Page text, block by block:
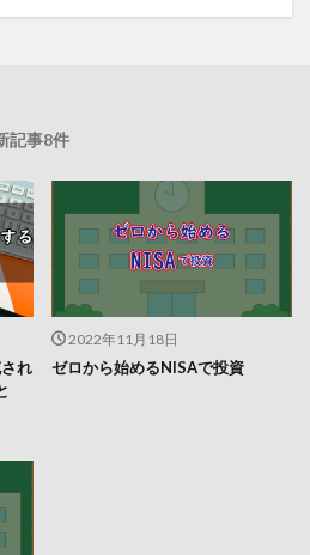
記事8件
れ
2022年11月18日
ゼロから始めるNISAで投資